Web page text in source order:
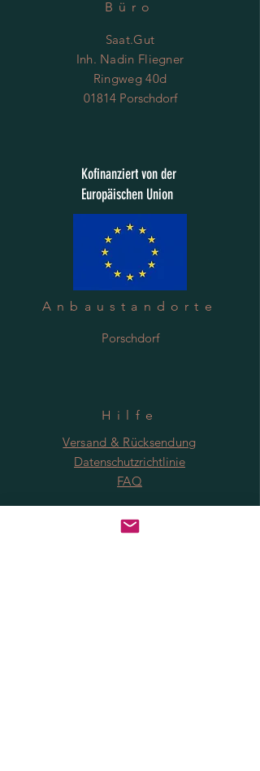
Büro
Saat.Gut
Inh. Nadin Fliegner
Ringweg 40d
01814 Porschdorf
Kofinanziert von der
Europäischen Union
Anbaustandorte
Porschdorf
Hilfe
Versand & Rücksendung
Datenschutzrichtlinie
FAQ